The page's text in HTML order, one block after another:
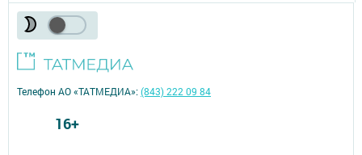
Телефон АО «ТАТМЕДИА»:(843) 222 09 84
16+